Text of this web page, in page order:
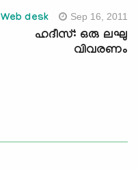
Web desk Sep 16, 2011
ഹദീസ്: ഒരു ലഘു
വിവരണം